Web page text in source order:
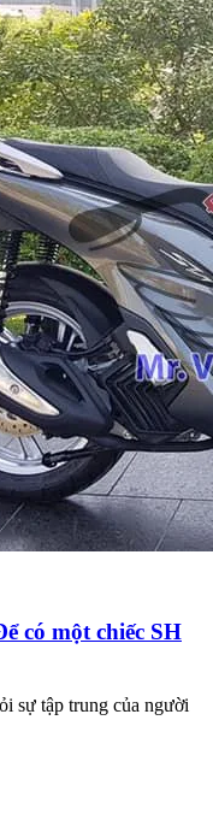
có một chiếc SH
sự tập trung của người